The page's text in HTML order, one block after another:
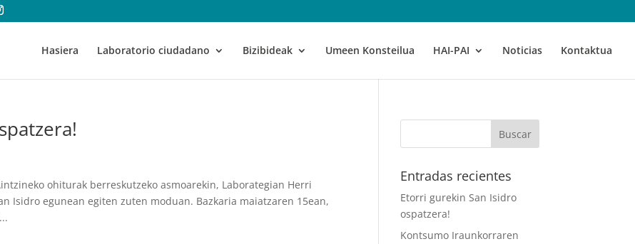
Hasiera Laboratorio ciudadano Bizibideak Umeen Konsteilua HAI-PAI Noticias Kontaktua
ohiturak berreskutzeko asmoarekin, Laborategian Herri
Isidro egunean egiten zuten moduan. Bazkaria maiatzaren 15ean,
Entradas recientes
Etorri gurekin San Isidro
ospatzera!
Kontsumo Iraunkorraren